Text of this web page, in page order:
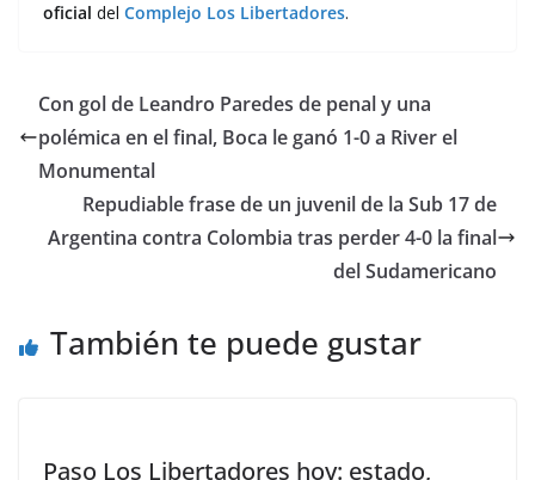
oficial del Complejo Los Libertadores.
Con gol de Leandro Paredes de penal y una
polémica en el final, Boca le ganó 1-0 a River el
Monumental
Repudiable frase de un juvenil de la Sub 17 de
Argentina contra Colombia tras perder 4-0 la final
del Sudamericano
También te puede gustar
Paso Los Libertadores hoy: estado,